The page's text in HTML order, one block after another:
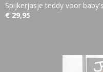
Spijkerjasje teddy voor
€ 29,95